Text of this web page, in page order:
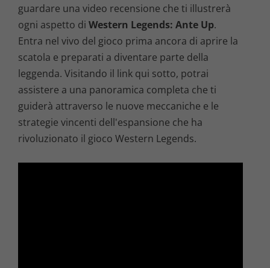
guardare una video recensione che ti illustrerà
ogni aspetto di Western Legends: Ante Up.
Entra nel vivo del gioco prima ancora di aprire la
scatola e preparati a diventare parte della
leggenda. Visitando il link qui sotto, potrai
assistere a una panoramica completa che ti
guiderà attraverso le nuove meccaniche e le
strategie vincenti dell'espansione che ha
rivoluzionato il gioco Western Legends.